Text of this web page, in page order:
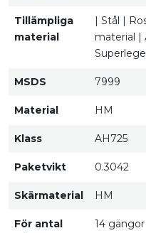
Tillämpliga
material
| Stål |
material |
MSDS 7999
Material HM
Klass AH725
Paketvikt 0.3042
Skärmaterial HM
För antal
14 gängor